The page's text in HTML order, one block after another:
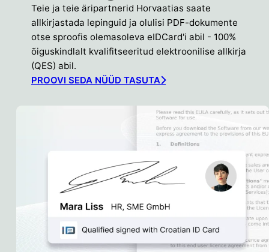
Teie ja teie äripartnerid Horvaatias saate
allkirjastada lepinguid ja olulisi PDF-dokumente
otse sproofis olemasoleva eIDCard'i abil - 100%
õiguskindlalt kvalifitseeritud elektroonilise allkirja
(QES) abil.
PROOVI SEDA NÜÜD TASUTA